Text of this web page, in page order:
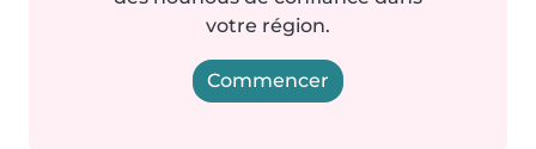
votre région.
Commencer